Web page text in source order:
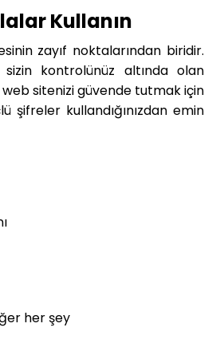
Kullanın
zayıf noktalarından biridir.
kontrolünüz altında olan
sitenizi güvende tutmak için
şifreler kullandığınızdan emin
her şey